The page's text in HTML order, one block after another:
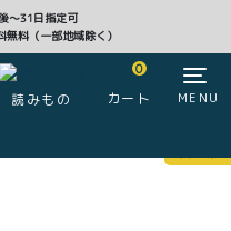
〜31日指定可
料（一部地域除く）
読みもの
0
カート MENU